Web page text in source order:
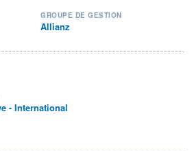
GROUPE DE GESTION
Allianz
- International